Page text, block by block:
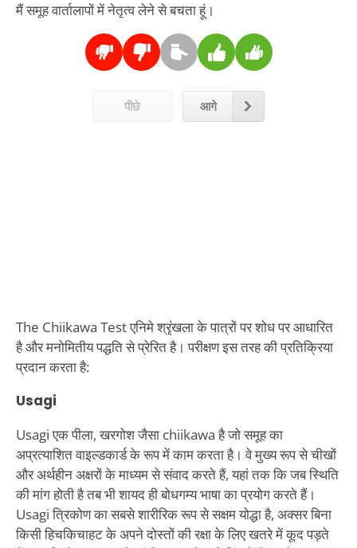
मैं समूह वार्तालापों में नेतृत्व लेने से बचता हूं।
पीछे आगे
The Chiikawa Test एनिमे श्रृंखला के पात्रों पर शोध पर आधारित
है और मनोमितीय पद्धति से प्रेरित है। परीक्षण इस तरह की प्रतिक्रिया
प्रदान करता है:
Usagi
Usagi एक पीला, खरगोश जैसा chiikawa है जो समूह का
अप्रत्याशित वाइल्डकार्ड के रूप में काम करता है। वे मुख्य रूप से चीखों
और अर्थहीन अक्षरों के माध्यम से संवाद करते हैं, यहां तक कि जब स्थिति
की मांग होती है तब भी शायद ही बोधगम्य भाषा का प्रयोग करते हैं।
Usagi त्रिकोण का सबसे शारीरिक रूप से सक्षम योद्धा है, अक्सर बिना
किसी हिचकिचाहट के अपने दोस्तों की रक्षा के लिए खतरे में कूद पड़ते